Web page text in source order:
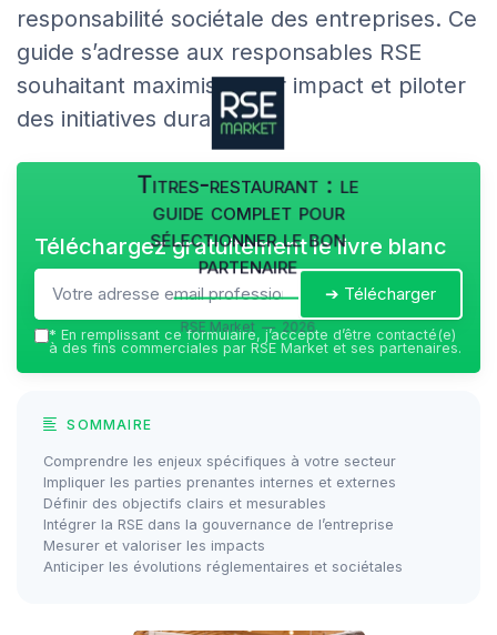
responsabilité sociétale des entreprises. Ce
guide s’adresse aux responsables RSE
souhaitant maximiser leur impact et piloter
des initiatives durables.
Titres-restaurant : le
guide complet pour
sélectionner le bon
partenaire
RSE Market — 2026
Téléchargez gratuitement le livre blanc
➔ Télécharger
* En remplissant ce formulaire, j’accepte d’être contacté(e)
à des fins commerciales par RSE Market et ses partenaires.
SOMMAIRE
Comprendre les enjeux spécifiques à votre secteur
Impliquer les parties prenantes internes et externes
Définir des objectifs clairs et mesurables
Intégrer la RSE dans la gouvernance de l’entreprise
Mesurer et valoriser les impacts
Anticiper les évolutions réglementaires et sociétales